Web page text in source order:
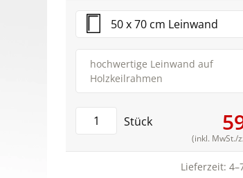
50 x 70 cm Leinwand
hochwertige Leinwand auf
Holzkeilrahmen
Stück
(inkl. MwSt./
Lieferzeit: